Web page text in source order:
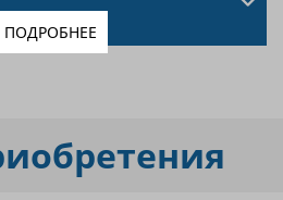
ПОДРОБНЕЕ